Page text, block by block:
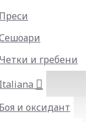
Преси
Четки и гребени
Боя и оксидант